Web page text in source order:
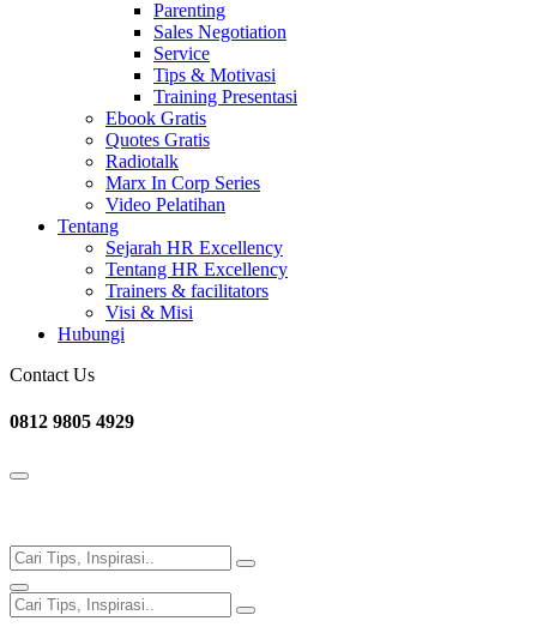
Parenting
Sales Negotiation
Service
Tips & Motivasi
Training Presentasi
Ebook Gratis
Quotes Gratis
Radiotalk
Marx In Corp Series
Video Pelatihan
Tentang
Sejarah HR Excellency
Tentang HR Excellency
Trainers & facilitators
Visi & Misi
Hubungi
Contact Us
0812 9805 4929